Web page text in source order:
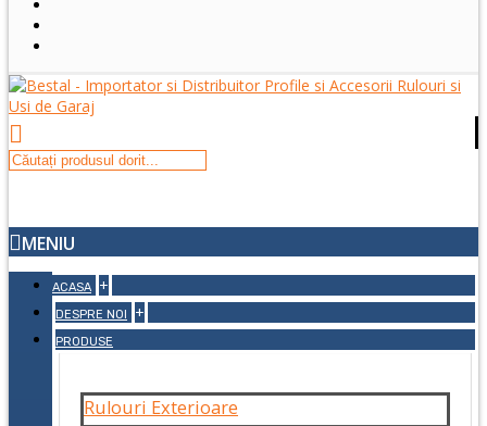
MENIU
ACASA +
DESPRE NOI +
PRODUSE
Rulouri Exterioare